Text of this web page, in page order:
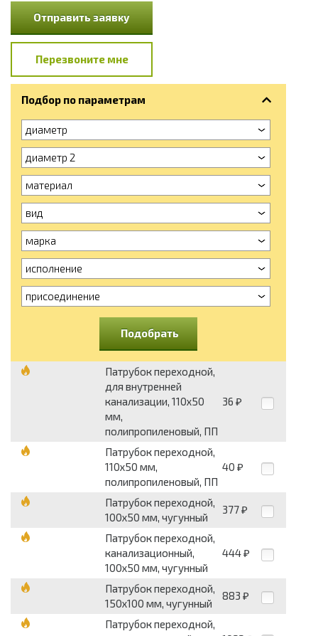
Отправить заявку
Перезвоните мне
Подбор по параметрам
диаметр
диаметр 2
материал
вид
марка
исполнение
присоединение
Подобрать
Патрубок переходной,
для внутренней
канализации, 110х50
мм,
полипропиленовый, ПП
36 ₽
Патрубок переходной,
110х50 мм,
полипропиленовый, ПП
40 ₽
Патрубок переходной,
100х50 мм, чугунный
377 ₽
Патрубок переходной,
канализационный,
100х50 мм, чугунный
444 ₽
Патрубок переходной,
150х100 мм, чугунный
883 ₽
Патрубок переходной,